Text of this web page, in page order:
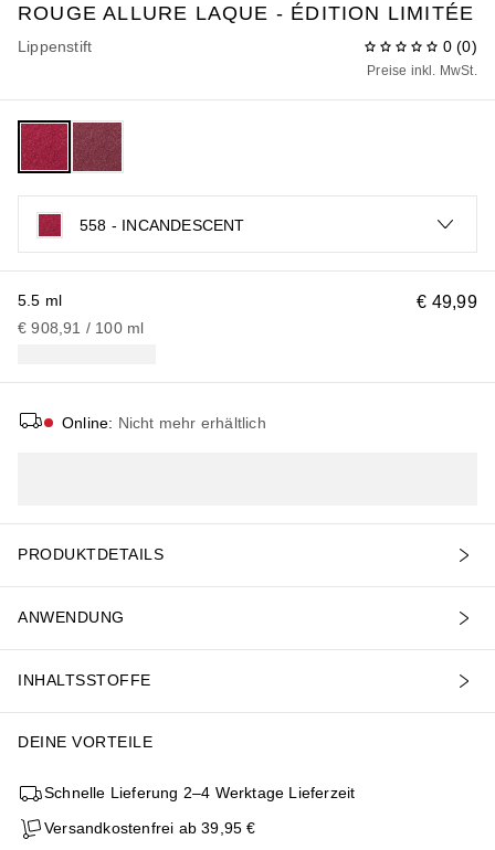
ROUGE ALLURE LAQUE - ÉDITION LIMITÉE
Lippenstift 0 (0)
Preise inkl. MwSt.
558 - INCANDESCENT
€ 49,99
5.5 ml
€ 908,91 / 100 ml
Online: Nicht mehr erhältlich
PRODUKTDETAILS
ANWENDUNG
INHALTSSTOFFE
DEINE VORTEILE
Schnelle Lieferung 2–4 Werktage Lieferzeit
Versandkostenfrei ab 39,95 €